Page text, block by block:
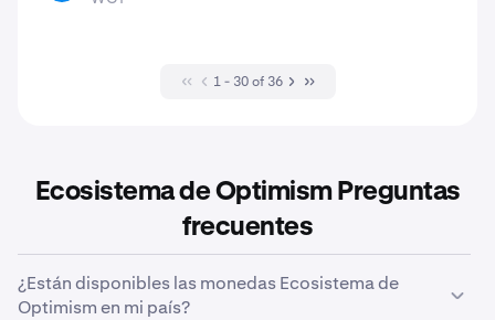
1 - 30 of 36
Ecosistema de Optimism Preguntas
frecuentes
¿Están disponibles las monedas Ecosistema de
Optimism en mi país?